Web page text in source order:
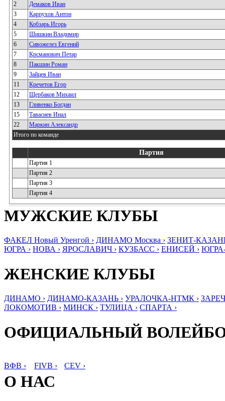
2
Демаков Иван
3
Карпухов Антон
4
Кобзарь Игорь
5
Шишкин Владимир
6
Сивожелез Евгений
7
Крсманович Петар
8
Пакшин Роман
9
Зайцев Иван
11
Кречетов Егор
12
Щербаков Михаил
13
Гливенко Богдан
15
Тавасиев Инал
22
Маркин Александр
Итого по команде
Партия
Партия 1
Партия 2
Партия 3
Партия 4
МУЖСКИЕ КЛУБЫ
ФАКЕЛ Новый Уренгой › ДИНАМО Москва › ЗЕНИТ-
ЮГРА › НОВА › ЯРОСЛАВИЧ › КУЗБАСС › ЕНИСЕЙ ›
ЖЕНСКИЕ КЛУБЫ
ДИНАМО › ДИНАМО-КАЗАНЬ › УРАЛОЧКА-НТМК ›
ЛОКОМОТИВ › МИНСК › ТУЛИЦА › СПАРТА ›
ОФИЦИАЛЬНЫЙ
ВФВ › FIVB › CEV ›
О НАС